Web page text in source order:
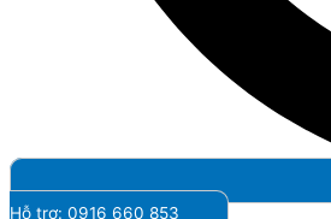
Hỗ trợ: 0916 660 853